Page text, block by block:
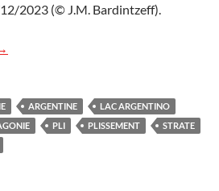
2023 (© J.M. Bardintzeff).
pli géologique en Argentine
ARGENTINE
LAC ARGENTINO
PLI PLISSEMENT
STRATE